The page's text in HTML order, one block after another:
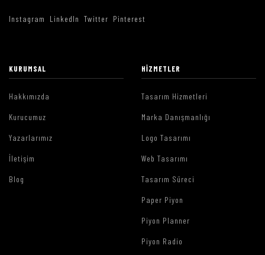
Instagram LinkedIn Twitter Pinterest
KURUMSAL
Hakkımızda
Kurucumuz
Yazarlarımız
İletişim
Blog
HIZMETLER
Tasarım Hizmetleri
Marka Danışmanlığı
Logo Tasarımı
Web Tasarımı
Tasarım Süreci
Paper Piyon
Piyon Planner
Piyon Radio